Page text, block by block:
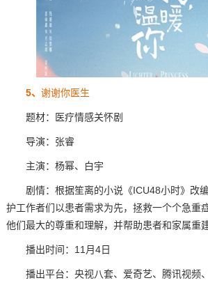
5、 谢谢你医生
题材：医疗情感关怀剧
导演：张睿
主演：杨幂、白宇
剧情：根据笙离的小说《ICU48小时》改
护工作者们以患者需求为先，拯救一个个急重
他们最大的尊重和理解，并帮助患者和家属重
播出时间：11月4日
播出平台：央视八套、爱奇艺、腾讯视频